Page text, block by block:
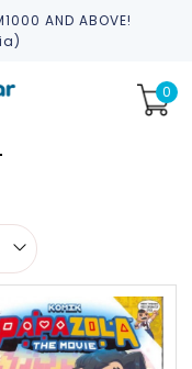
AND ABOVE!
0